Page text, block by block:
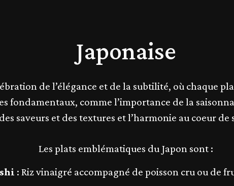
Japonaise
de l’élégance et de la subtilité, où chaque
fondamentaux, comme l’importance de la
saveurs et des textures et l’harmonie au coeur de
Les plats emblématiques du Japon sont :
: Riz vinaigré accompagné de poisson cru ou de